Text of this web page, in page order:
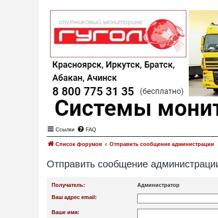
Ссылки FAQ
Список форумов Отправить сообщение администрации
Отправить сообщение
Получатель: Администратор
Ваш адрес email:
Ваше имя: